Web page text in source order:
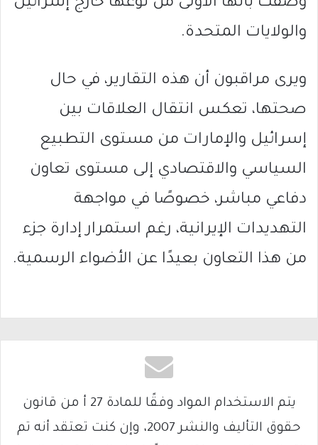
والولايات المتحدة.
ويرى مراقبون أن هذه التقارير، في حال
صحتها، تعكس انتقال العلاقات بين
إسرائيل والإمارات من مستوى التطبيع
السياسي والاقتصادي إلى مستوى تعاون
دفاعي مباشر، خصوصًا في مواجهة
التهديدات الإيرانية، رغم استمرار إدارة جزء
من هذا التعاون بعيدًا عن الأضواء الرسمية.
يتم الاستخدام المواد وفقًا للمادة 27 أ من قانون
حقوق التأليف والنشر 2007، وإن كنت تعتقد أنه تم